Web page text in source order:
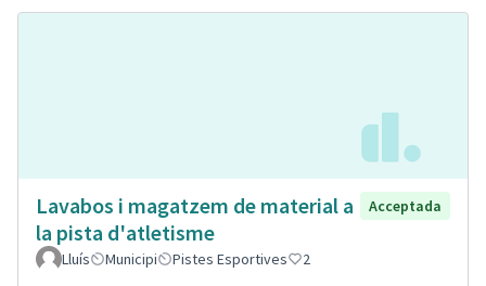
Lavabos i magatzem de material a
la pista d'atletisme
Acceptada
Lluís Municipi Pistes Esportives 2